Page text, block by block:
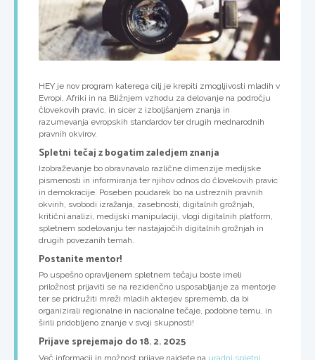
HEY je nov program katerega cilj je krepiti zmogljivosti mladih v
Evropi, Afriki in na Bližnjem vzhodu za delovanje na področju
človekovih pravic, in sicer z izboljšanjem znanja in
razumevanja evropskih standardov ter drugih mednarodnih
pravnih okvirov.
Spletni tečaj z bogatim zaledjem znanja
Izobraževanje bo obravnavalo različne dimenzije medijske
pismenosti in informiranja ter njihov odnos do človekovih pravic
in demokracije. Poseben poudarek bo na ustreznih pravnih
okvirih, svobodi izražanja, zasebnosti, digitalnih grožnjah,
kritični analizi, medijski manipulaciji, vlogi digitalnih platform,
spletnem sodelovanju ter nastajajočih digitalnih grožnjah in
drugih povezanih temah.
Postanite mentor!
Po uspešno opravljenem spletnem tečaju boste imeli
priložnost prijaviti se na rezidenčno usposabljanje za mentorje
ter se pridružiti mreži mladih akterjev sprememb, da bi
organizirali regionalne in nacionalne tečaje, podobne temu, in
širili pridobljeno znanje v svoji skupnosti!
Prijave sprejemajo do 18. 2. 2025
Več informacij in možnost prijave najdete na uradni spletni